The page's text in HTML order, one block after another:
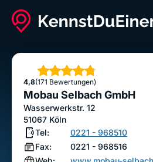
Mobau Selbach
Bewertung
4,8
Sterne
(171 Bewertungen)
Mobau Selbach GmbH
Wasserwerkstr. 12
51067 Köln
Tel:
0221 - 968510
Fax:
0221 - 968516